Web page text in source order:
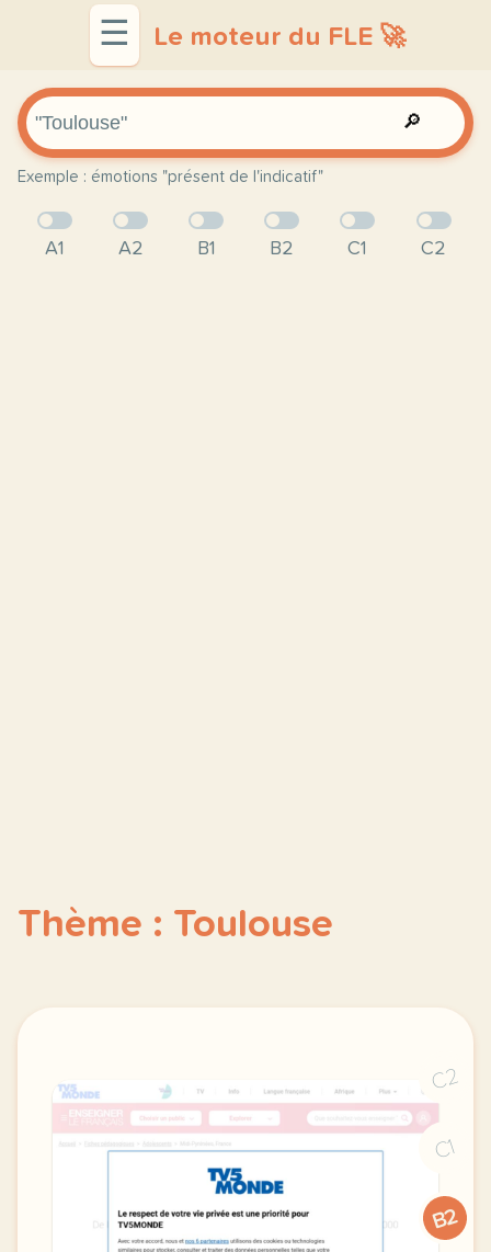
☰ Le moteur du FLE 🚀
🔎
Exemple : émotions "présent de l'indicatif"
A1 A2 B1 B2 C1 C2
Thème : Toulouse
C2
C1
B2